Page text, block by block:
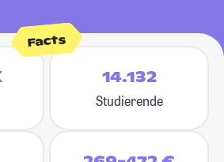
Facts
14.132
Studierende